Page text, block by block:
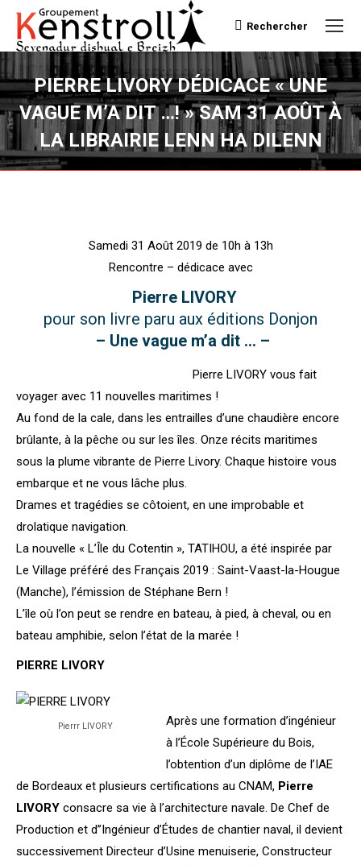
Recherche
Rechercher
PIERRE LIVORY DÉDICACE « UNE
VAGUE M’A DIT …! » SAM 31 AOÛT À
LA LIBRAIRIE LENN HA DILENN
Samedi 31 Août 2019 de 10h à 13h
Rencontre – dédicace avec
Pierre LIVORY
pour son livre paru aux éditions Donjon
– Une vague m’a dit … –
Pierre LIVORY vous fait
voyager avec 11 nouvelles maritimes !
Au fond de la cale, dans les entrailles d’une chaudière encore
brûlante, à la pêche ou sur les îles. Onze récits maritimes
sous la plume vibrante de Pierre Livory. Chaque histoire vous
embarque et ne vous lâche plus.
Drames et tragédies se côtoient, en une improbable et
drolatique navigation.
La nouvelle « L’Île du Cotentin », TATIHOU, a été inspirée par
Le Village préféré des Français 2019 : Saint-Vaast-la-Hougue
(Manche), l’émission de Stéphane Bern !
L’île où l’on peut se rendre en bateau, à pied, à cheval, ou en
bateau amphibie, selon l’état de la marée !
PIERRE LIVORY
Pierrr LIVORY
Après une formation d’ingénieur
à l’École Supérieure du Bois,
l’obtention d’un diplôme de l’IAE
de Bordeaux et plusieurs certifications au CNAM, Pierre
LIVORY consacre sa vie à l’architecture navale. De Chef de
Production et d’’Ingénieur d’Études de chantier naval, il devient
successivement Directeur d’Usine menuiserie, Constructeur